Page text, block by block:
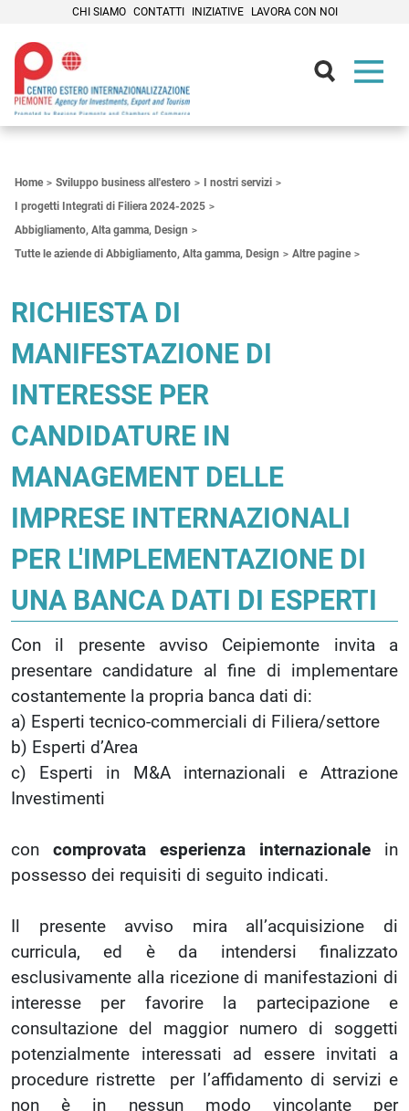
CHI SIAMO CONTATTI INIZIATIVE LAVORA CON NOI
Home Sviluppo business all'estero
I nostri servizi
I progetti Integrati di Filiera 2024-2025
Abbigliamento, Alta gamma, Design
Tutte le aziende di Abbigliamento, Alta gamma, Design
Altre pagine
RICHIESTA DI
MANIFESTAZIONE DI
INTERESSE PER
CANDIDATURE IN
MANAGEMENT DELLE
IMPRESE INTERNAZIONALI
PER L'IMPLEMENTAZIONE DI
UNA BANCA DATI DI ESPERTI
Con il presente avviso Ceipiemonte invita a
presentare candidature al fine di implementare
costantemente la propria banca dati di:
a) Esperti tecnico-commerciali di Filiera/settore
b) Esperti d’Area
c) Esperti in M&A internazionali e Attrazione
Investimenti
con comprovata esperienza internazionale in
possesso dei requisiti di seguito indicati.
Il presente avviso mira all’acquisizione di
curricula, ed è da intendersi finalizzato
esclusivamente alla ricezione di manifestazioni di
interesse per favorire la partecipazione e
consultazione del maggior numero di soggetti
potenzialmente interessati ad essere invitati a
procedure ristrette per l’affidamento di servizi e
non è in nessun modo vincolante per